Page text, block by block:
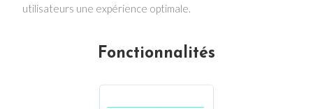
utilisateurs une expérience optimale.
Fonctionnalités